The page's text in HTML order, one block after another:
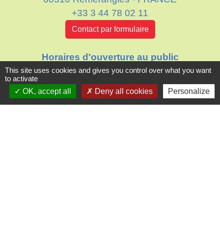
+33 3 44 78 02 11
Contact par formulaire
Horaires d'ouverture au public
Le mardi : de 16h00 à 18h30
Le jeudi : de 11h30 à 12h30
This site uses cookies and gives you control over what you want
to activate
OK, accept all
Deny all cookies Personalize